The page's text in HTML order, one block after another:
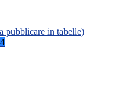
pubblicare in tabelle)